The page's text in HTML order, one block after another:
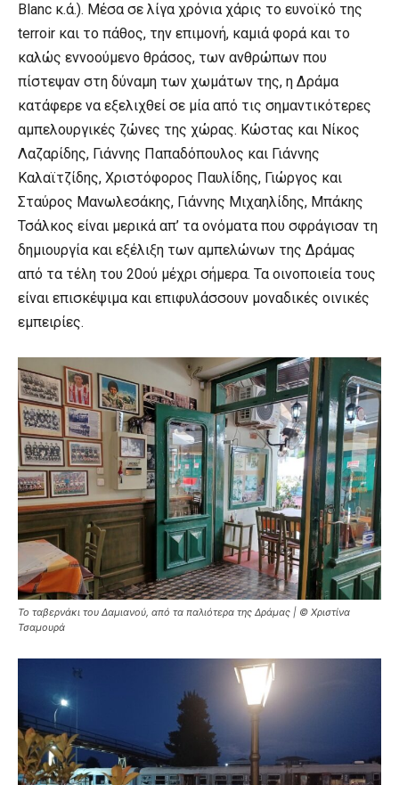
Blanc κ.ά.). Μέσα σε λίγα χρόνια χάρις το ευνοϊκό της
terroir και το πάθος, την επιμονή, καμιά φορά και το
καλώς εννοούμενο θράσος, των ανθρώπων που
πίστεψαν στη δύναμη των χωμάτων της, η Δράμα
κατάφερε να εξελιχθεί σε μία από τις σημαντικότερες
αμπελουργικές ζώνες της χώρας. Κώστας και Νίκος
Λαζαρίδης, Γιάννης Παπαδόπουλος και Γιάννης
Καλαϊτζίδης, Χριστόφορος Παυλίδης, Γιώργος και
Σταύρος Μανωλεσάκης, Γιάννης Μιχαηλίδης, Μπάκης
Τσάλκος είναι μερικά απ’ τα ονόματα που σφράγισαν τη
δημιουργία και εξέλιξη των αμπελώνων της Δράμας
από τα τέλη του 20ού μέχρι σήμερα. Τα οινοποιεία τους
είναι επισκέψιμα και επιφυλάσσουν μοναδικές οινικές
εμπειρίες.
Το ταβερνάκι του Δαμιανού, από τα παλιότερα της Δράμας | © Χριστίνα
Τσαμουρά